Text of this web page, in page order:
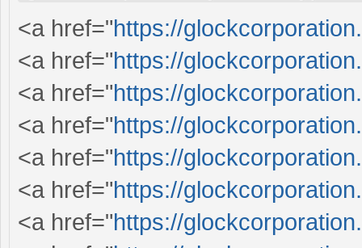
<a href="https://
<a href="https://
<a href="https://
<a href="https://
<a href="https://
<a href="https://
<a href="https://